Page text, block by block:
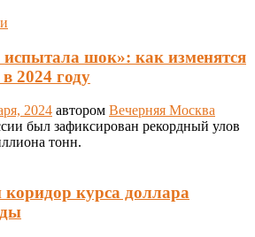
шок»: как изменятся
2024 году
2024 автором Вечерняя Москва
был зафиксирован рекордный улов
тонн.
коридор курса доллара